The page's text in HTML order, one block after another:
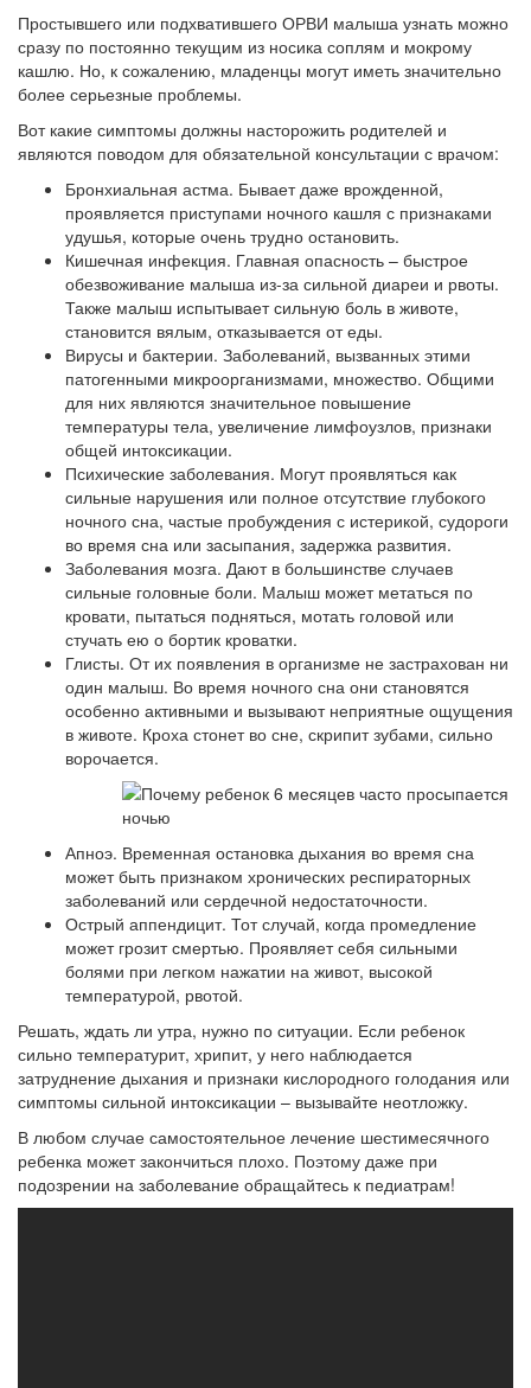
Простывшего или подхватившего ОРВИ малыша узнать можно
сразу по постоянно текущим из носика соплям и мокрому
кашлю. Но, к сожалению, младенцы могут иметь значительно
более серьезные проблемы.
Вот какие симптомы должны насторожить родителей и
являются поводом для обязательной консультации с врачом:
Бронхиальная астма. Бывает даже врожденной,
проявляется приступами ночного кашля с признаками
удушья, которые очень трудно остановить.
Кишечная инфекция. Главная опасность – быстрое
обезвоживание малыша из-за сильной диареи и рвоты.
Также малыш испытывает сильную боль в животе,
становится вялым, отказывается от еды.
Вирусы и бактерии. Заболеваний, вызванных этими
патогенными микроорганизмами, множество. Общими
для них являются значительное повышение
температуры тела, увеличение лимфоузлов, признаки
общей интоксикации.
Психические заболевания. Могут проявляться как
сильные нарушения или полное отсутствие глубокого
ночного сна, частые пробуждения с истерикой, судороги
во время сна или засыпания, задержка развития.
Заболевания мозга. Дают в большинстве случаев
сильные головные боли. Малыш может метаться по
кровати, пытаться подняться, мотать головой или
стучать ею о бортик кроватки.
Глисты. От их появления в организме не застрахован ни
один малыш. Во время ночного сна они становятся
особенно активными и вызывают неприятные ощущения
в животе. Кроха стонет во сне, скрипит зубами, сильно
ворочается.
Апноэ. Временная остановка дыхания во время сна
может быть признаком хронических респираторных
заболеваний или сердечной недостаточности.
Острый аппендицит. Тот случай, когда промедление
может грозит смертью. Проявляет себя сильными
болями при легком нажатии на живот, высокой
температурой, рвотой.
Решать, ждать ли утра, нужно по ситуации. Если ребенок
сильно температурит, хрипит, у него наблюдается
затруднение дыхания и признаки кислородного голодания или
симптомы сильной интоксикации – вызывайте неотложку.
В любом случае самостоятельное лечение шестимесячного
ребенка может закончиться плохо. Поэтому даже при
подозрении на заболевание обращайтесь к педиатрам!